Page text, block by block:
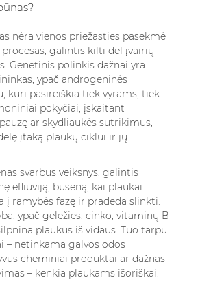
nėra vienos priežasties pasekmė
galintis kilti dėl įvairių
Genetinis polinkis dažnai yra
ypač androgeninės
kuri pasireiškia tiek vyrams, tiek
pokyčiai, įskaitant
ar skydliaukės sutrikimus,
įtaką plaukų ciklui ir jų
svarbus veiksnys, galintis
efliuviją, būseną, kai plaukai
į ramybės fazę ir pradeda slinkti.
ypač geležies, cinko, vitaminų B
plaukus iš vidaus. Tuo tarpu
– netinkama galvos odos
cheminiai produktai ar dažnas
– kenkia plaukams išoriškai.